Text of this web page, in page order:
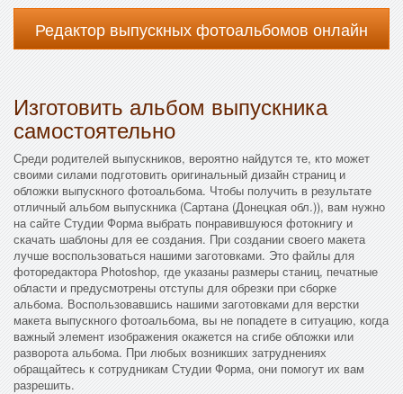
Редактор выпускных фотоальбомов онлайн
Изготовить альбом выпускника
самостоятельно
Среди родителей выпускников, вероятно найдутся те, кто может
своими силами подготовить оригинальный дизайн страниц и
обложки выпускного фотоальбома. Чтобы получить в результате
отличный альбом выпускника (Сартана (Донецкая обл.)), вам нужно
на сайте Студии Форма выбрать понравившуюся фотокнигу и
скачать шаблоны для ее создания. При создании своего макета
лучше воспользоваться нашими заготовками. Это файлы для
фоторедактора Photoshop, где указаны размеры станиц, печатные
области и предусмотрены отступы для обрезки при сборке
альбома. Воспользовавшись нашими заготовками для верстки
макета выпускного фотоальбома, вы не попадете в ситуацию, когда
важный элемент изображения окажется на сгибе обложки или
разворота альбома. При любых возникших затруднениях
обращайтесь к сотрудникам Студии Форма, они помогут их вам
разрешить.